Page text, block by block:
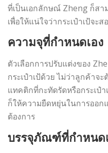
ที่เป็นเอกลักษณ์ Zheng ก็ส
เพื่อให้แน่ใจว่ากระเป๋าเป้จ
ความจุที่กำหนดเอง
ตัวเลือกการปรับแต่งของ
กระเป๋าเป้ด้วย ไม่ว่าลูกค้าจ
แทคติกที่กะทัดรัดหรือกระเป๋
ก็ให้ความยืดหยุ่นในการออก
ต้องการ
บรรจุภัณฑ์ที่กำหนด